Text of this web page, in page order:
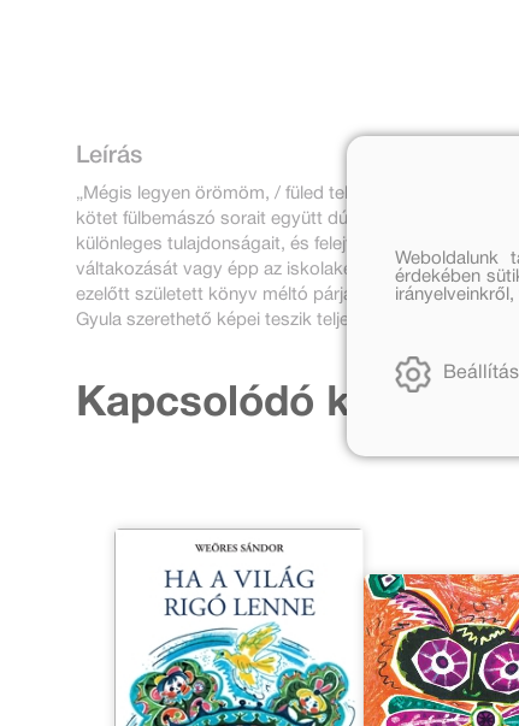
Leírás
„Mégis legyen örömöm, / füled telizümmögöm.” - írja
kötet fülbemászó sorait együtt dúdoljuk, zümmögjük
különleges tulajdonságait, és felejthetetlen költői
váltakozását vagy épp az iskolakezdést. Az újévet
ezelőtt született könyv méltó párja Weöres Sándor
Gyula szerethető képei teszik teljessé.
Kapcsolódó
Weboldalunk
érdekében